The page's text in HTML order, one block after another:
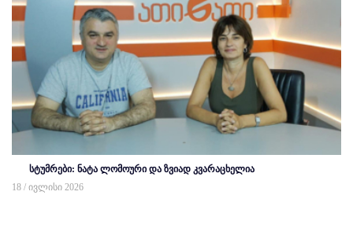
სტუმრები: ნატა ლომოური და ზვიად კვარაცხელია
18 / ივლისი 2026